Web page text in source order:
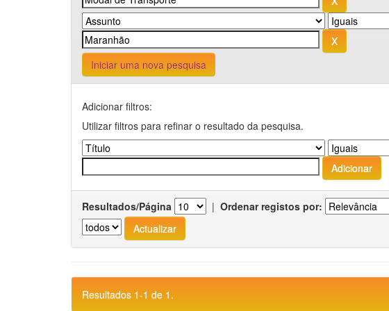
Iniciar uma nova pesquisa
Adicionar filtros:
Utilizar filtros para refinar o resultado da pesquisa.
Resultados/Página | Ordenar registos por:
Resultados 1-1 de 1.